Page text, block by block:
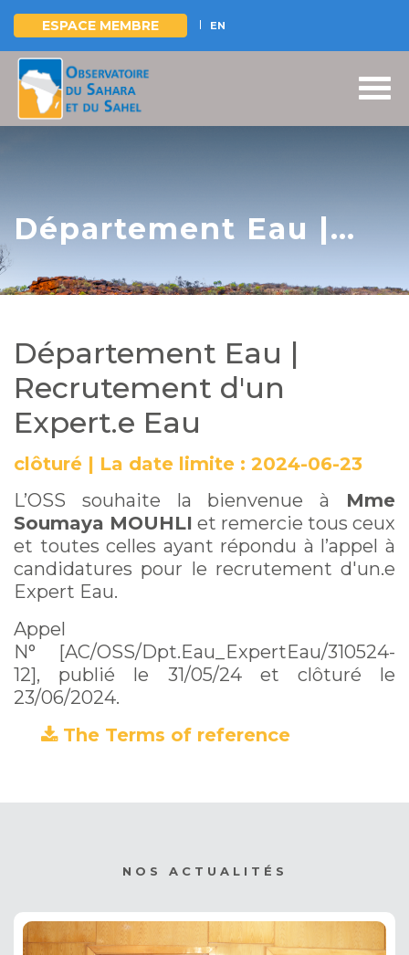
Aller
contenu
ESPACE MEMBRE EN
Département Eau |
Expert.e Eau
Département Eau |
Recrutement d'un
Expert.e Eau
clôturé | La date limite : 2024-06-23
L’OSS souhaite la bienvenue à Mme
Soumaya MOUHLI et remercie tous ceux
et toutes celles ayant répondu à l’appel à
candidatures pour le recrutement d'un.e
Expert Eau.
Appel
N° [AC/OSS/Dpt.Eau_ExpertEau/310524-
12], publié le 31/05/24 et clôturé le
23/06/2024.
The Terms of reference
NOS ACTUALITÉS